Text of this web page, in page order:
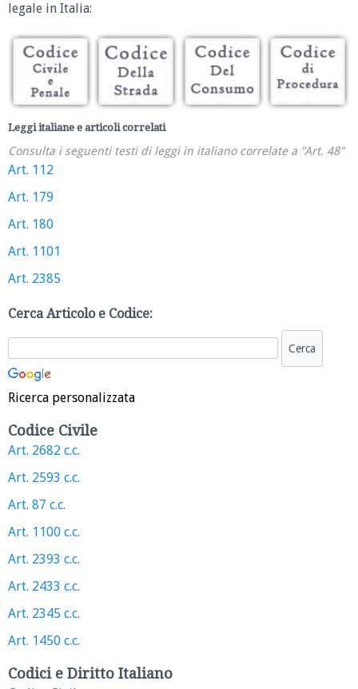
legale in Italia:
Leggi italiane e articoli correlati
Consulta i seguenti testi di leggi in italiano correlate a "Art. 48"
Art. 112
Art. 179
Art. 180
Art. 1101
Art. 2385
Cerca Articolo e Codice:
Ricerca personalizzata
Codice Civile
Art. 2682 c.c.
Art. 2593 c.c.
Art. 87 c.c.
Art. 1100 c.c.
Art. 2393 c.c.
Art. 2433 c.c.
Art. 2345 c.c.
Art. 1450 c.c.
Codici e Diritto Italiano